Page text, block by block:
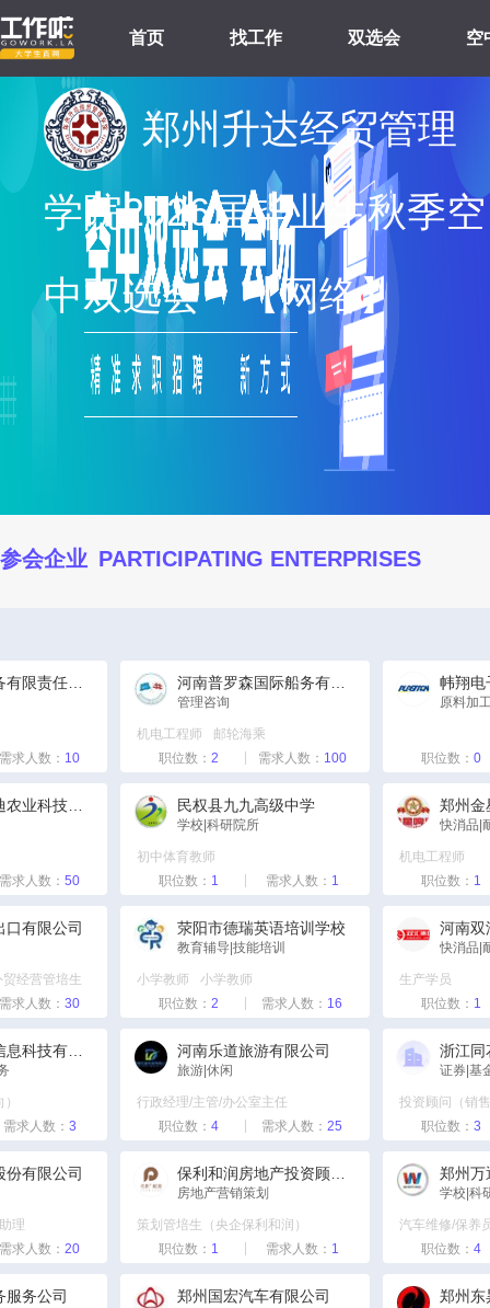
首页 找工作 双选会 空
郑州升达经贸管理
学院2026届毕业生秋季空
中双选会 【网络】
参会企业 PARTICIPATING ENTERPRISES
需求人数： 10
管理咨询
机电工程师
邮轮海乘
职位数： 2 需求人数： 100
原料加
职位数： 0
需求人数： 50
民权县九九高级中学
学校|科研院所
初中体育教师
职位数： 1 需求人数： 1
郑州金
快消品|
机电工程师
职位数： 1
口有限公司
贸经营管培生
需求人数： 30
荥阳市德瑞英语培训学校
教育辅导|技能培训
小学教师
小学教师
职位数： 2 需求人数： 16
快消品|
生产学员
职位数： 1
需求人数： 3
河南乐道旅游有限公司
旅游|休闲
行政经理/主管/办公室主任
助教/导游
企业管理培训师
会务/会展活动执行
职位数： 4 需求人数： 25
证券|基
投资顾问（销
销售管培生
职位数： 3
份有限公司
理
需求人数： 20
房地产营销策划
策划管培生（央企保利和润）
职位数： 1 需求人数： 1
学校|科
汽车维修/保养
整车性能工程师
职位数： 4
服务公司 郑州国宏汽车有限公司